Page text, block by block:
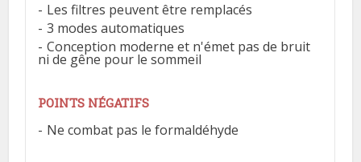
Les filtres peuvent être remplacés
3 modes automatiques
Conception moderne et n'émet pas de bruit
ni de gêne pour le sommeil
POINTS NÉGATIFS
Ne combat pas le formaldéhyde